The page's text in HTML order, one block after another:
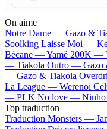
On aime
Notre Dame — Gazo &
Soolking Laisse Moi —
Bécane —Yamê 200K —
— Tiakola Outro — Gazo
— Gazo & Tiakola
La League — Werenoi
— PLK No love — Ninho
Top traduction
Traduction Monsters —